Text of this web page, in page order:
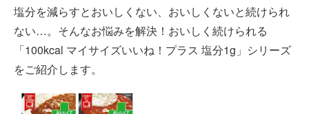
塩分を減らすとおいしくない、おいしくないと続けられ
ない…。そんなお悩みを解決！おいしく続けられる
「100kcal マイサイズいいね！プラス 塩分1g」シリーズ
をご紹介します。